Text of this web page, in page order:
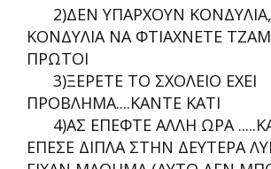
2)ΔΕΝ ΥΠΑΡΧΟΥΝ
ΚΟΝΔΥΛΙΑ ΝΑ ΦΤΙΑΧΝΕΤΕ
ΠΡΩΤΟΙ
3)ΞΕΡΕΤΕ ΤΟ ΣΧΟΛΕΙΟ ΕΧΕΙ
ΠΡΟΒΛΗΜΑ....ΚΑΝΤΕ ΚΑΤΙ
4)ΑΣ ΕΠΕΦΤΕ ΑΛΛΗ ΩΡΑ
ΕΠΕΣΕ ΔΙΠΛΑ ΣΤΗΝ ΔΕΥΤΕΡΑ